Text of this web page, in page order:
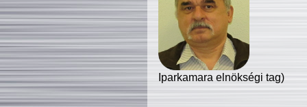
Iparkamara elnökségi tag)